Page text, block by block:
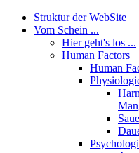
Struktur der WebSite
Vom Schein ...
Hier geht's los ...
Human Factors
Human